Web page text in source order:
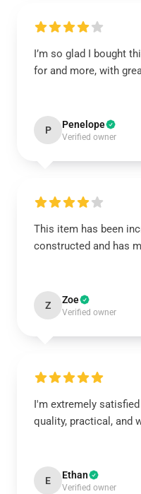
I’m so glad I bought
for and more, with
P Penelope
Verified owner
This item has been
constructed and has
Z Zoe
Verified owner
I'm extremely
quality, practical, and
E Ethan
Verified owner